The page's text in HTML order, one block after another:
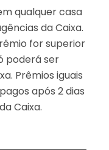
qualquer casa
da Caixa.
for superior
poderá ser
Prêmios iguais
após 2 dias
Caixa.